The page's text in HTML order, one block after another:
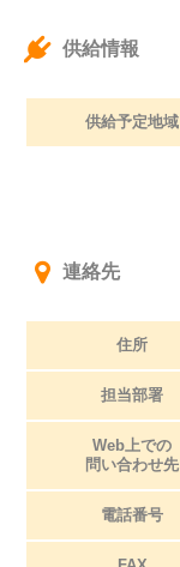
供給情報
供給予定地域
連絡先
住所
担当部署
Web上での
問い合わせ先
電話番号